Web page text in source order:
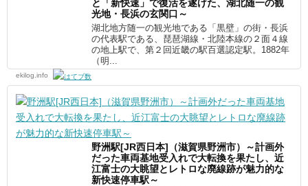
と「新快速」で復活を遂げた、湖北随一の観
光地・長浜の玄関口～
湖北地方随一の観光地である「黒壁」の街・長浜
の代表駅である、琵琶湖線・北陸本線の２面４線
の地上駅で、第２回近畿の駅百選認定駅。1882年
（明...
ekilog.info
野洲駅[JR西日本]（滋賀県野洲市）～計画外
だった車両基地受入れで大転換を果たし、近
江富士の大眺望とレトロな廃線跡が魅力的な
新快速停車駅～